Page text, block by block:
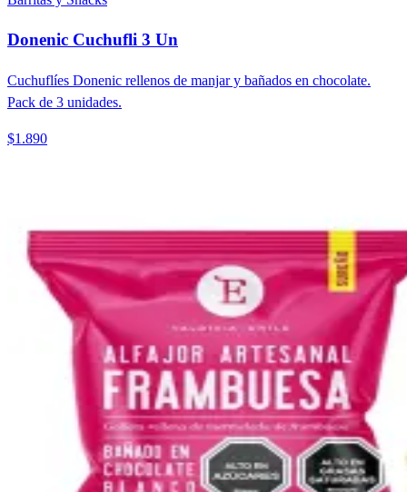
Donenic Cuchufli 3 Un
Cuchuflíes Donenic rellenos de manjar y bañados en chocolate.
Pack de 3 unidades.
$1.890